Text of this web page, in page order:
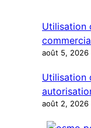
Utilisation
août 5, 2026
Utilisation
août 2, 2026